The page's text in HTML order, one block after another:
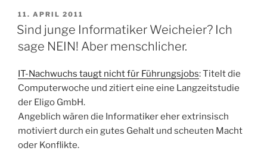
VERÖFFENTLICHT
AM
11. APRIL 2011
Sind junge Informatiker Weicheier? Ich
sage NEIN! Aber menschlicher.
IT-Nachwuchs taugt nicht für Führungsjobs: Titelt die
Computerwoche und zitiert eine eine Langzeitstudie
der Eligo GmbH.
Angeblich wären die Informatiker eher extrinsisch
motiviert durch ein gutes Gehalt und scheuten Macht
oder Konflikte.